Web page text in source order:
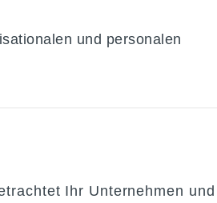
und personalen
Ihr Unternehmen